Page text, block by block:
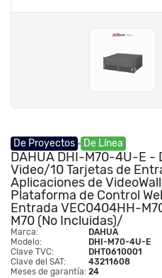
De Proyectos De Línea
DAHUA DHI-M70-4U-E -
Video/10 Tarjetas de
Aplicaciones de
Plataforma de Control
Entrada VEC0404HH-
M70 (No Incluidas)/
Marca:
DAHUA
Modelo:
DHI-M70-4U-E
Clave TVC:
DHT0610001
Clave del SAT:
43211608
Meses de garantía: 24